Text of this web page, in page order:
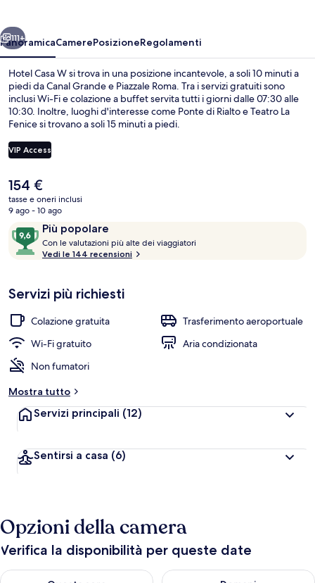
Avanti
111+
PanoramicaCamerePosizioneRegolamenti
Hotel Casa W si trova in una posizione incantevole, a soli 10 minuti a
piedi da Canal Grande e Piazzale Roma. Tra i servizi gratuiti sono
inclusi Wi-Fi e colazione a buffet servita tutti i giorni dalle 07:30 alle
10:30. Inoltre, luoghi d'interesse come Ponte di Rialto e Teatro La
Fenice si trovano a soli 15 minuti a piedi.
VIP Access
Il
prezzo
attuale
154 €
154 €
tasse e oneri inclusi
9 ago - 10 ago
RecensioniPiù popolare
9,6
su
10,
popolare
Con le valutazioni più alte dei viaggiatori
a
z
l
t
e
Vedi le 144 recensioni
Servizi più richiesti
Colazione gratuita
Trasferimento aeroportuale
Wi-Fi gratuito
Aria condizionata
Non fumatori
Mostra tutto
Servizi principali (12)
Sentirsi a casa (6)
Opzioni della camera
Verifica la disponibilità per queste date
Verifica la disponibilità per questa sera, ago 8 - ago 9
Verifica la disponibilità per